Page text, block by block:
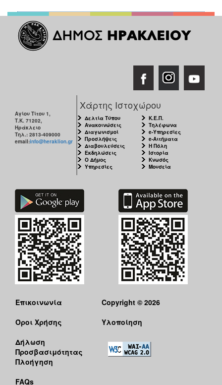
Αγίου Τίτου 1,
Τ.Κ. 71202,
Ηράκλειο
Τηλ.: 2813-409000
email:info@heraklion.gr
Χάρτης Ιστοχώρου
Δελτία Τύπου
Ανακοινώσεις
Διαγωνισμοί
Προσλήψεις
Διαβουλεύσεις
Εκδηλώσεις
Ο Δήμος
Υπηρεσίες
Κ.Ε.Π.
Τηλέφωνα
e-Υπηρεσίες
e-Αιτήματα
Η Πόλη
Ιστορία
Κνωσός
Μουσεία
Επικοινωνία
Όροι Χρήσης
Δήλωση
Προσβασιμότητας
Πλοήγηση
FAQs
Copyright © 2026
Υλοποίηση